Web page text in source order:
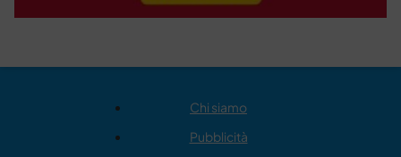
Chi siamo
Pubblicità